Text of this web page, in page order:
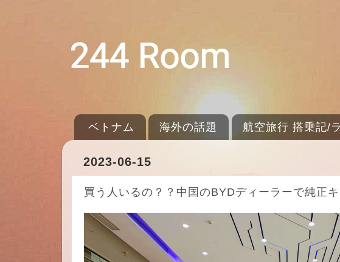
ベトナム 海外の話題 航空旅行 搭乗記/
2023-06-15
買う人いるの？？中国のBYDディーラーで純正